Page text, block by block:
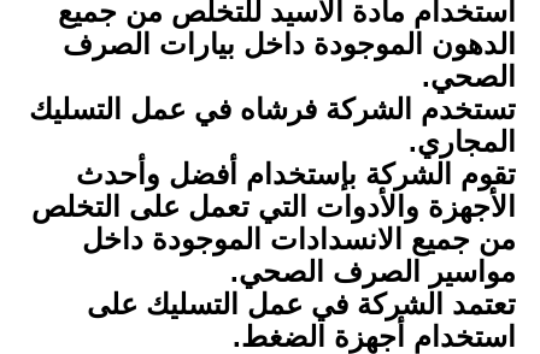
استخدام مادة الأسيد للتخلص من جميع
الدهون الموجودة داخل بيارات الصرف
الصحي.
تستخدم الشركة فرشاه في عمل التسليك
المجاري.
تقوم الشركة بإستخدام أفضل وأحدث
الأجهزة والأدوات التي تعمل على التخلص
من جميع الانسدادات الموجودة داخل
مواسير الصرف الصحي.
تعتمد الشركة في عمل التسليك على
استخدام أجهزة الضغط.